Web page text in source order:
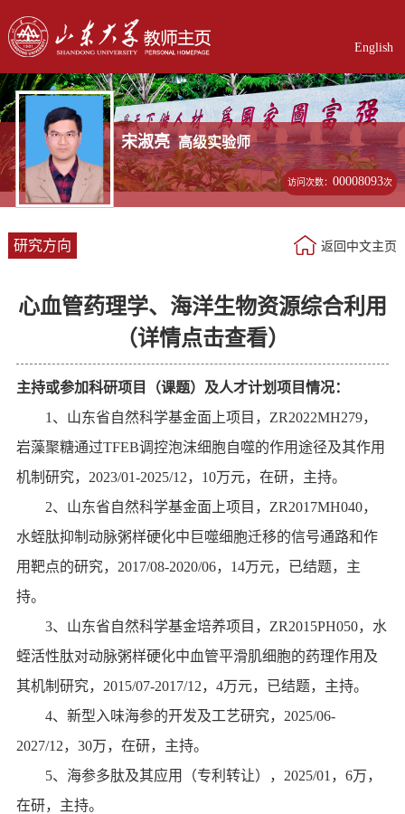
English
宋淑亮 高级实验师
访问次数：00008093次
研究方向 返回中文主页
心血管药理学、海洋生物资源综合利用
（详情点击查看）
主持或参加科研项目（课题）及人才计划项目情况：
1 、山东省自然科学基金面上项目， ZR2022MH279，
岩藻聚糖通过TFEB调控泡沫细胞自噬的作用途径及其作用
机制研究， 2023/01-2025/12， 10万元，在研，主持。
2、山东省自然科学基金面上项目， ZR2017MH040，
水蛭肽抑制动脉粥样硬化中巨噬细胞迁移的信号通路和作
用靶点的研究， 2017/08-2020/06， 14万元，已结题，主
持。
3、山东省自然科学基金培养项目， ZR2015PH050，水
蛭活性肽对动脉粥样硬化中血管平滑肌细胞的药理作用及
其机制研究， 2015/07-2017/12， 4万元，已结题，主持。
4、新型入味海参的开发及工艺研究， 2025/06-
2027/12， 30万， 在研，主持。
5、海参多肽及其应用（专利转让）， 2025/01 ， 6万，
在研，主持。